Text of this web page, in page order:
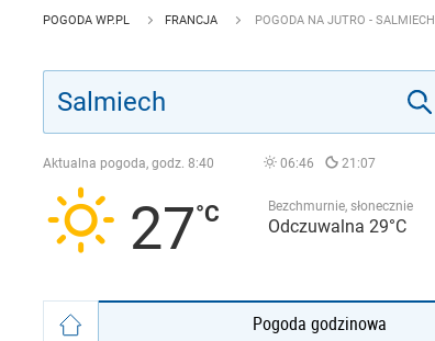
POGODA WP.PL FRANCJA POGODA NA JUTRO - SALMIECH
Aktualna pogoda, godz. 8:40 06:46 21:07
27 Bezchmurnie, słonecznie
Odczuwalna 29°C
Pogoda godzinowa